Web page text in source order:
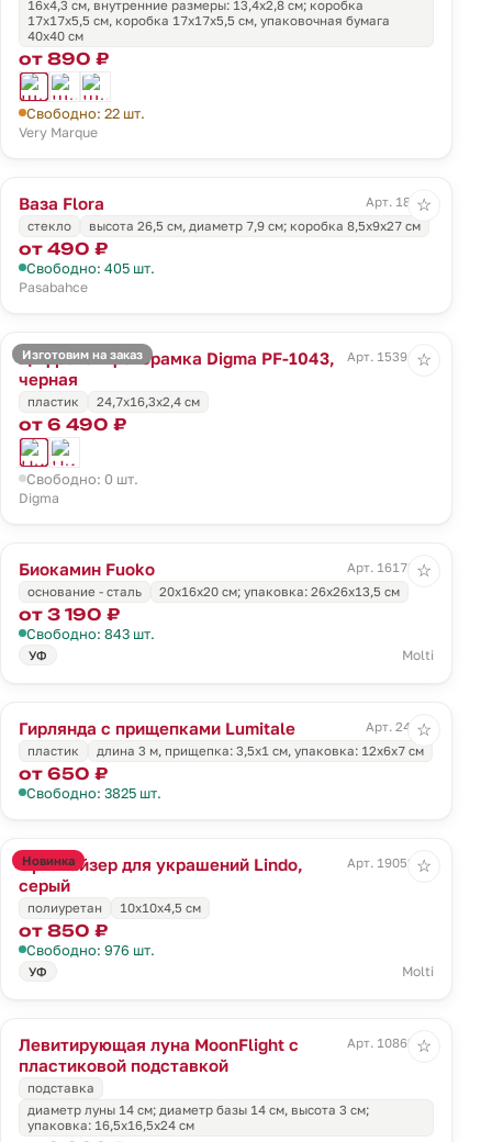
16х4,3 см, внутренние размеры: 13,4x2,8 см; коробка
17х17х5,5 см, коробка 17х17х5,5 см, упаковочная бумага
40х40 см
от 890 ₽
Свободно: 22 шт.
Very Marque
Ваза Flora
Арт. 18007
стекло
высота 26,5 см, диаметр 7,9 см; коробка 8,5x9x27 см
от 490 ₽
Свободно: 405 шт.
Pasabahce
☆
Изготовим на заказ
Цифровая фоторамка Digma PF-1043,
черная
Арт. 15391.30
пластик 24,7х16,3х2,4 см
от 6 490 ₽
Свободно: 0 шт.
Digma
☆
Биокамин Fuoko
Арт. 16178.30
основание - сталь
20х16x20 см; упаковка: 26x26x13,5 см
от 3 190 ₽
Свободно: 843 шт.
УФ Molti
☆
Гирлянда с прищепками Lumitale
Арт. 24056
пластик
длина 3 м, прищепка: 3,5х1 см, упаковка: 12х6х7 см
от 650 ₽
Свободно: 3825 шт.
☆
Новинка
Органайзер для украшений Lindo,
серый
Арт. 19052.10
полиуретан 10x10x4,5 см
от 850 ₽
Свободно: 976 шт.
УФ Molti
☆
Левитирующая луна MoonFlight с
пластиковой подставкой
Арт. 10862.01
подставка
диаметр луны 14 см; диаметр базы 14 см, высота 3 см;
упаковка: 16,5x16,5x24 см
☆